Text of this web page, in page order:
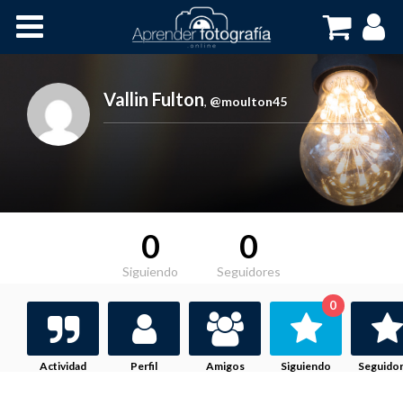
Cursos OnLine
Vallin Fulton, @moulton45
0
Siguiendo
0
Seguidores
Actividad Perfil Amigos Siguiendo
0